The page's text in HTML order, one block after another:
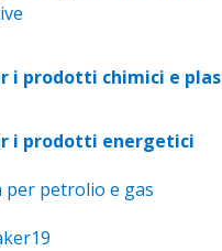
i prodotti chimici e
i prodotti energetici
per petrolio e gas